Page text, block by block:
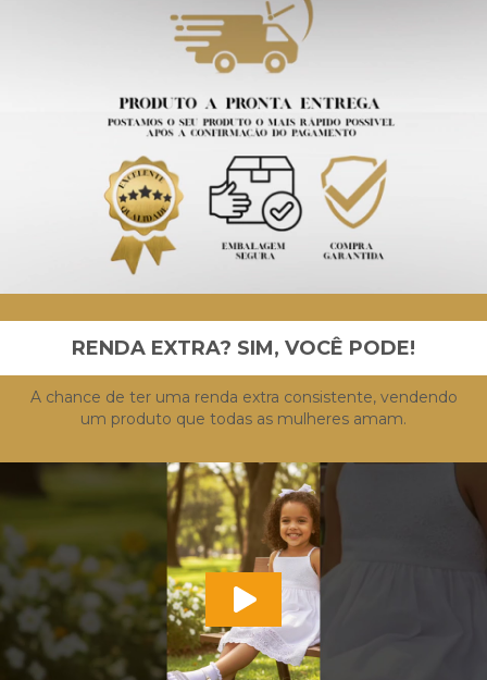
RENDA EXTRA? SIM, VOCÊ PODE!
A chance de ter uma renda extra consistente, vendendo
um produto que todas as mulheres amam.